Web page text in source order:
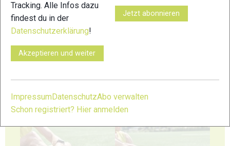
23
Tracking. Alle Infos dazu
findest du in der
Datenschutzerklärung!
Akzeptieren und weiter
Jetzt abonnieren
ImpressumDatenschutzAbo verwalten
Schon registriert? Hier anmelden